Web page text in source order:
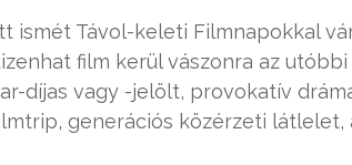
ismét Távol-keleti Filmnapokkal
film kerül vászonra az
díjas vagy -jelölt, provokatív
generációs közérzeti látlelet,